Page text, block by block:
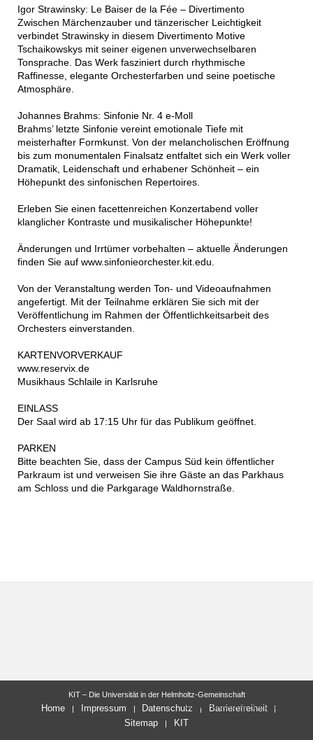
Igor Strawinsky: Le Baiser de la Fée – Divertimento
Zwischen Märchenzauber und tänzerischer Leichtigkeit
verbindet Strawinsky in diesem Divertimento Motive
Tschaikowskys mit seiner eigenen unverwechselbaren
Tonsprache. Das Werk fasziniert durch rhythmische
Raffinesse, elegante Orchesterfarben und seine poetische
Atmosphäre.
Johannes Brahms: Sinfonie Nr. 4 e-Moll
Brahms’ letzte Sinfonie vereint emotionale Tiefe mit
meisterhafter Formkunst. Von der melancholischen Eröffnung
bis zum monumentalen Finalsatz entfaltet sich ein Werk voller
Dramatik, Leidenschaft und erhabener Schönheit – ein
Höhepunkt des sinfonischen Repertoires.
Erleben Sie einen facettenreichen Konzertabend voller
klanglicher Kontraste und musikalischer Höhepunkte!
Änderungen und Irrtümer vorbehalten – aktuelle Änderungen
finden Sie auf www.sinfonieorchester.kit.edu.
Von der Veranstaltung werden Ton- und Videoaufnahmen
angefertigt. Mit der Teilnahme erklären Sie sich mit der
Veröffentlichung im Rahmen der Öffentlichkeitsarbeit des
Orchesters einverstanden.
KARTENVORVERKAUF
www.reservix.de
Musikhaus Schlaile in Karlsruhe
EINLASS
Der Saal wird ab 17:15 Uhr für das Publikum geöffnet.
PARKEN
Bitte beachten Sie, dass der Campus Süd kein öffentlicher
Parkraum ist und verweisen Sie ihre Gäste an das Parkhaus
am Schloss und die Parkgarage Waldhornstraße.
letzte Änderung: 10.07.2026
KIT – Die Universität in der Helmholtz-Gemeinschaft
Home Impressum Datenschutz
Barrierefreiheit
Sitemap
KIT